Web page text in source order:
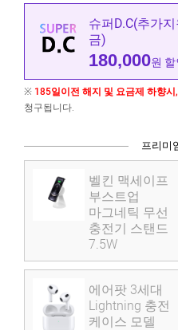
슈퍼D.C(추가지
금)
180,000원 할
※ 185일이전 해지 및 요금제 하향
청구됩니다.
프리미
벨킨 맥세이프
부스트업
마그네틱 무선
충전기 스탠드
7.5W
에어팟 3세대
Lightning 충전
케이스 모델